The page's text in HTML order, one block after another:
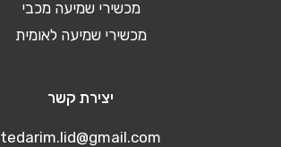
מכשירי שמיעה מכבי
מכשירי שמיעה לאומית
יצירת קשר
tedarim.lid@gmail.com